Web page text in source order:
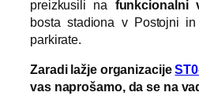
preizkusili na funkcionalni
bosta stadiona v Postojni
parkirate.
Zaradi lažje organizacije
vas naprošamo, da se na